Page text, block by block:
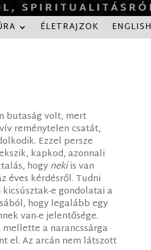
ÉLETRAJZOK ENGLISH
butaság volt, mert
reménytelen csatát,
Ezzel persze
kapkod, azonnali
hogynekiis van
éves kérdésről. Tudni
e gondolatai a
hogy legalább egy
van-e jelentősége.
a narancssárga
el. Az arcán nem látszott